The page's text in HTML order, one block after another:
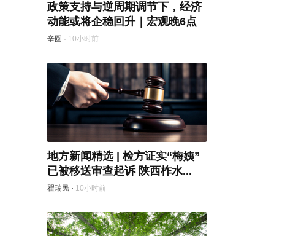
政策支持与逆周期调节下，经济
动能或将企稳回升｜宏观晚6点
辛圆 · 10小时前
地方新闻精选 | 检方证实“梅姨”
已被移送审查起诉 陕西柞水...
翟瑞民 · 10小时前